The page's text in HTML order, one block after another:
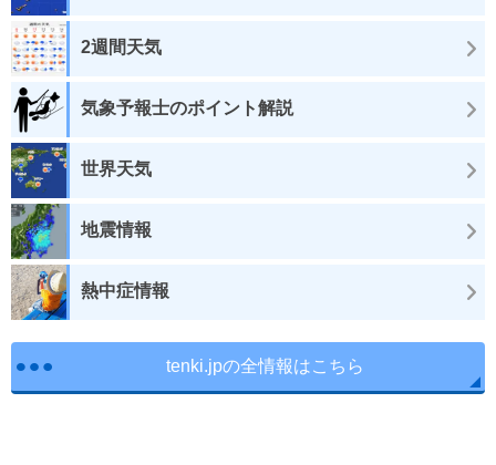
2週間天気
気象予報士のポイント解説
世界天気
地震情報
熱中症情報
tenki.jpの全情報はこちら